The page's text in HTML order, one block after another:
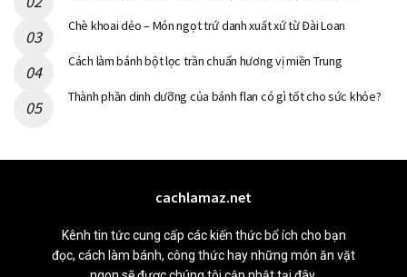
Chè khoai dẻo – Món ngọt trứ danh xuất xứ từ Đài Loan
Cách làm bánh bột lọc trần chuẩn hương vị miền Trung
Thành phần dinh dưỡng của bánh flan có gì tốt cho sức khỏe?
cachlamaz.net
Kênh tin tức cung cấp các kiến thức bổ ích cho bạn
đọc, cách làm bánh, công thức hay những món ăn vặt